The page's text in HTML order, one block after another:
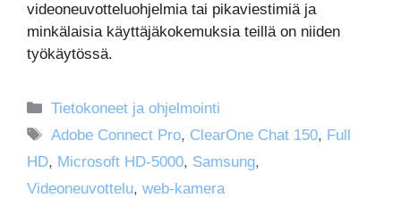
videoneuvotteluohjelmia tai pikaviestimiä ja
minkälaisia käyttäjäkokemuksia teillä on niiden
työkäytössä.
Kategoriat
Tietokoneet ja ohjelmointi
Avainsanat
Adobe Connect Pro, ClearOne Chat 150, Full
HD, Microsoft HD-5000, Samsung,
Videoneuvottelu, web-kamera